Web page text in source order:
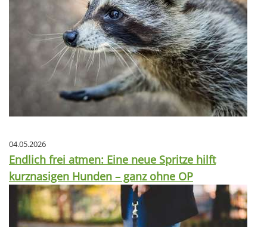
04.05.2026
Endlich frei atmen: Eine neue Spritze hilft
kurznasigen Hunden – ganz ohne OP